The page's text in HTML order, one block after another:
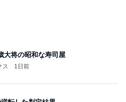
大将の昭和な寿司屋
ス 1日前